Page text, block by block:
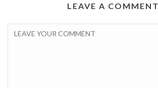
LEAVE A COMMENT